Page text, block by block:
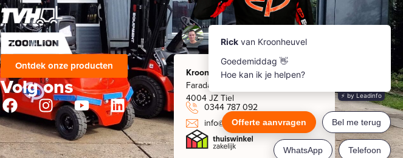
Ontdek onze producten
Volg ons
Kroonheuvel
Faradaystraat 8
4004 JZ Tiel
0344 787 092
info@kroonheuvel.nl